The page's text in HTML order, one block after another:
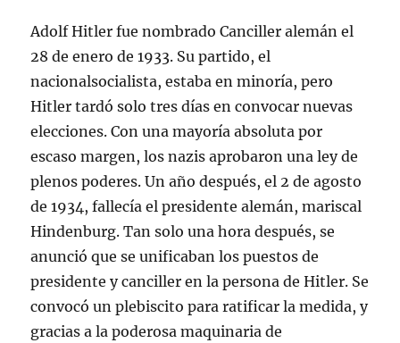
Adolf Hitler fue nombrado Canciller alemán el
28 de enero de 1933. Su partido, el
nacionalsocialista, estaba en minoría, pero
Hitler tardó solo tres días en convocar nuevas
elecciones. Con una mayoría absoluta por
escaso margen, los nazis aprobaron una ley de
plenos poderes. Un año después, el 2 de agosto
de 1934, fallecía el presidente alemán, mariscal
Hindenburg. Tan solo una hora después, se
anunció que se unificaban los puestos de
presidente y canciller en la persona de Hitler. Se
convocó un plebiscito para ratificar la medida, y
gracias a la poderosa maquinaria de